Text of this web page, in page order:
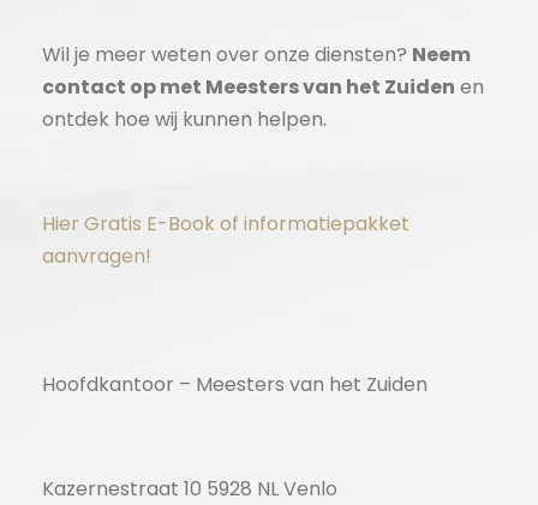
Wil je meer weten over onze diensten? Neem
contact op met Meesters van het Zuiden en
ontdek hoe wij kunnen helpen.
Hier Gratis E-Book of informatiepakket
aanvragen!
Hoofdkantoor – Meesters van het Zuiden
Kazernestraat 10 5928 NL Venlo